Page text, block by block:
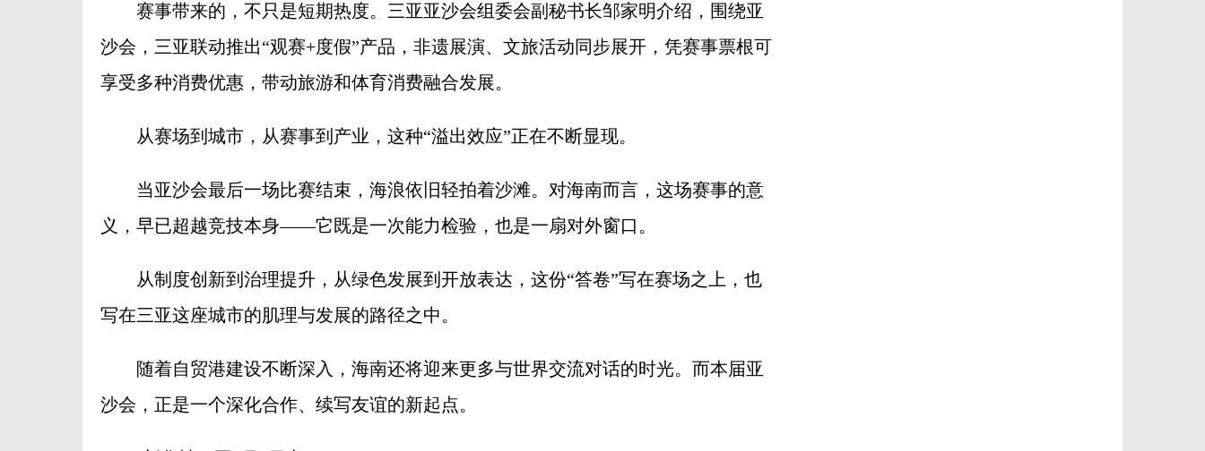
赛事带来的，不只是短期热度。三亚亚沙会组委会副秘书长邹家明介绍，围绕亚
沙会，三亚联动推出“观赛+度假”产品，非遗展演、文旅活动同步展开，凭赛事票根可
享受多种消费优惠，带动旅游和体育消费融合发展。
从赛场到城市，从赛事到产业，这种“溢出效应”正在不断显现。
当亚沙会最后一场比赛结束，海浪依旧轻拍着沙滩。对海南而言，这场赛事的意
义，早已超越竞技本身——它既是一次能力检验，也是一扇对外窗口。
从制度创新到治理提升，从绿色发展到开放表达，这份“答卷”写在赛场之上，也
写在三亚这座城市的肌理与发展的路径之中。
随着自贸港建设不断深入，海南还将迎来更多与世界交流对话的时光。而本届亚
沙会，正是一个深化合作、续写友谊的新起点。